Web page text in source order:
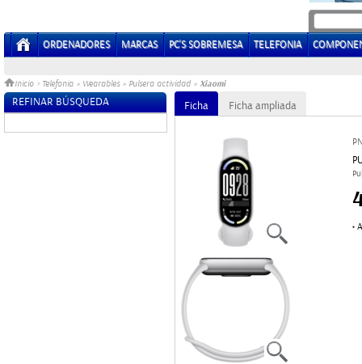
ORDENADORES MARCAS PC'S SOBREMESA TELEFONIA
Inicio > Telefonia » Wearables » Pulsera actividad » Xiaomi
REFINAR BÚSQUEDA
Ficha Ficha ampliada
●